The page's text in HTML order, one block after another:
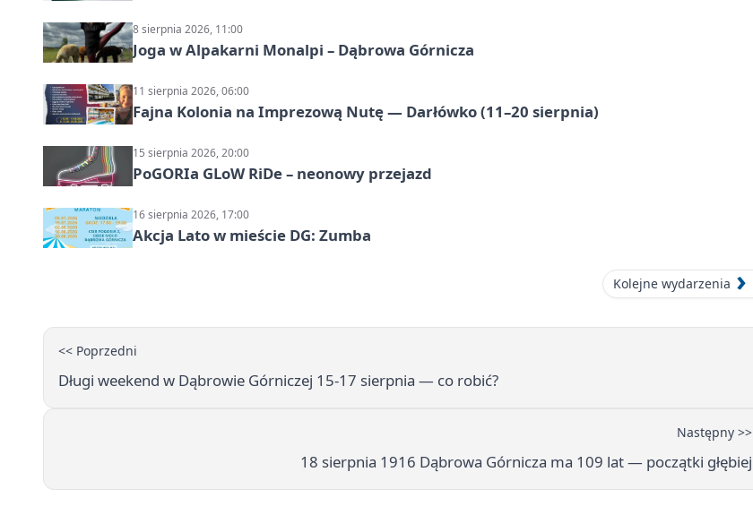
8 sierpnia 2026, 11:00
Joga w Alpakarni Monalpi – Dąbrowa Górnicza
11 sierpnia 2026, 06:00
Fajna Kolonia na Imprezową Nutę — Darłówko (11–20 sierpnia)
15 sierpnia 2026, 20:00
PoGORIa GLoW RiDe – neonowy przejazd
16 sierpnia 2026, 17:00
Akcja Lato w mieście DG: Zumba
Kolejne wydarzenia
<< Poprzedni
Długi weekend w Dąbrowie Górniczej 15-17 sierpnia — co robić?
Następny >>
18 sierpnia 1916 Dąbrowa Górnicza ma 109 lat — początki głębiej